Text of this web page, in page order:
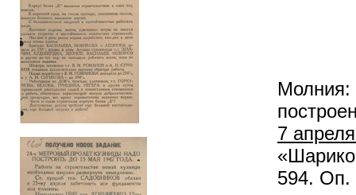
Молния:
7
594. Оп.